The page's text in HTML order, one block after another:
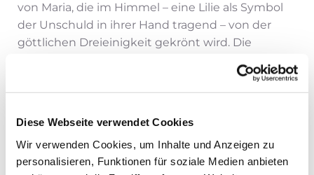
Diese Webseite verwendet Cookies
Wir verwenden Cookies, um Inhalte und Anzeigen zu
personalisieren, Funktionen für soziale Medien anbieten
von Maria, die im Himmel – eine Lilie als Symbol
der Unschuld in ihrer Hand tragend – von der
göttlichen Dreieinigkeit gekrönt wird. Die
Stuckatur Vicos über dem Altartisch inspiriert.
Das Gemälde vorne links zeigt Maria als
Beichtstuhl
Die alten Beichtstühle: